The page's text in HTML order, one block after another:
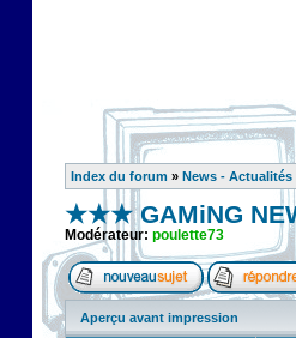
Index du forum » News - Actualités
★★★ GAMiNG
Modérateur: poulette73
Aperçu avant impression